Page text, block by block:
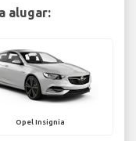
alugar:
Opel Insignia